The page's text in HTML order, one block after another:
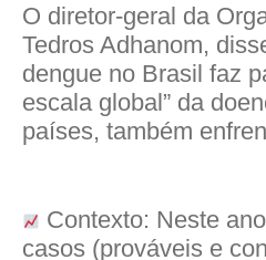
O diretor-geral da
Tedros Adhanom,
dengue no Brasil faz
escala global” da
países, também
Contexto: Neste
casos (prováveis e